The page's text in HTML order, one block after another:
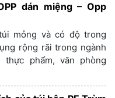
dán miệng – Opp
mỏng và có độ trong
rộng rãi trong ngành
thực phẩm, văn phòng